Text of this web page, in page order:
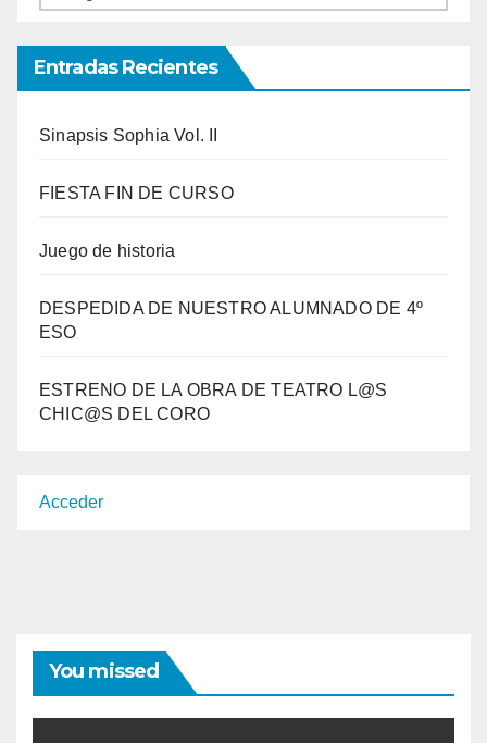
Entradas Recientes
Sinapsis Sophia Vol. II
FIESTA FIN DE CURSO
Juego de historia
DESPEDIDA DE NUESTRO ALUMNADO DE 4º
ESO
ESTRENO DE LA OBRA DE TEATRO L@S
CHIC@S DEL CORO
Acceder
You missed